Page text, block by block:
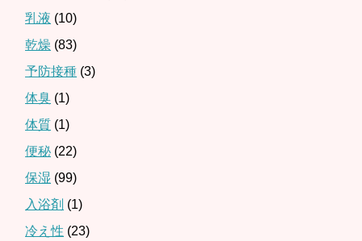
乳液 (10)
乾燥 (83)
予防接種 (3)
体臭 (1)
体質 (1)
便秘 (22)
保湿 (99)
入浴剤 (1)
冷え性 (23)